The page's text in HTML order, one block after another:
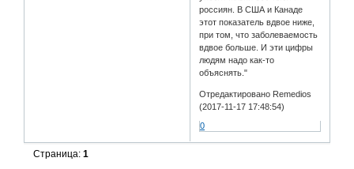
россиян. В США и Канаде
этот показатель вдвое ниже,
при том, что заболеваемость
вдвое больше. И эти цифры
людям надо как-то
объяснять."
Отредактировано Remedios
(2017-11-17 17:48:54)
0
Страница:1